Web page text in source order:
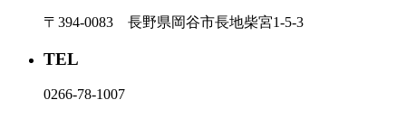
〒394-0083 長野県岡谷市長地柴宮1-5-3
TEL
0266-78-1007